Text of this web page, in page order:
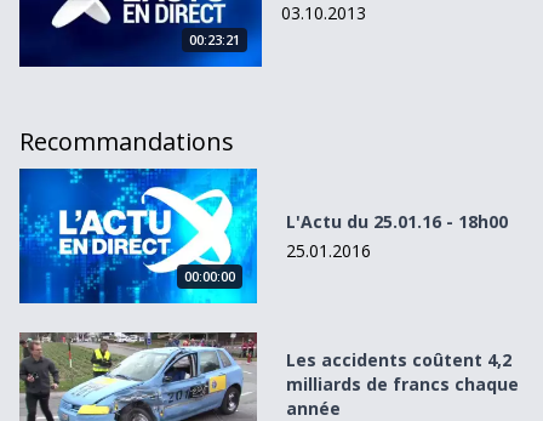
00:23:21
03.10.2013
Recommandations
L&#039;Actu du 25.01.16 - 18h00
00:00:00
L'Actu du 25.01.16 - 18h00
25.01.2016
Les accidents coûtent 4,2 milliards de francs chaque
Les accidents coûtent 4,2
milliards de francs chaque
année